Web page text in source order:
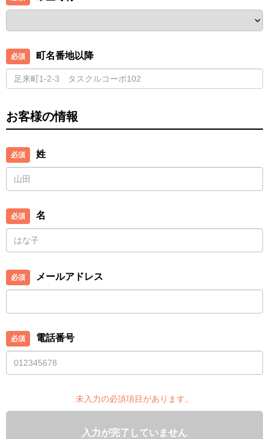
町名番地以降
お客様の情報
姓
名
メールアドレス
電話番号
未入力の必須項目があります。